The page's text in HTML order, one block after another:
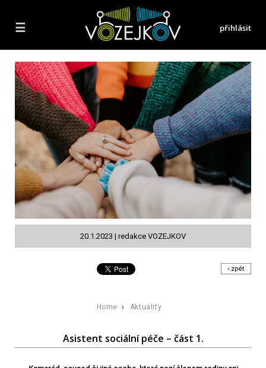
☰ přihlásit
20.1.2023 | redakce VOZEJKOV
‹ zpět
Home › Aktuality
Asistent sociální péče – část 1.